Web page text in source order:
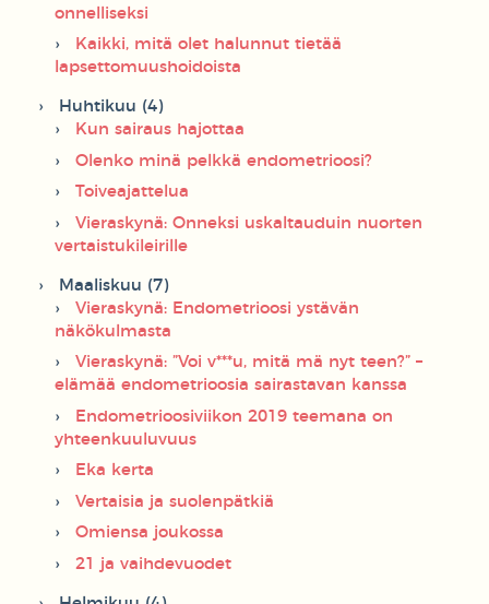
onnelliseksi
Kaikki, mitä olet halunnut tietää
lapsettomuushoidoista
Huhtikuu (4)
Kun sairaus hajottaa
Olenko minä pelkkä endometrioosi?
Toiveajattelua
Vieraskynä: Onneksi uskaltauduin nuorten
vertaistukileirille
Maaliskuu (7)
Vieraskynä: Endometrioosi ystävän
näkökulmasta
Vieraskynä: ”Voi v***u, mitä mä nyt teen?” –
elämää endometrioosia sairastavan kanssa
Endometrioosiviikon 2019 teemana on
yhteenkuuluvuus
Eka kerta
Vertaisia ja suolenpätkiä
Omiensa joukossa
21 ja vaihdevuodet